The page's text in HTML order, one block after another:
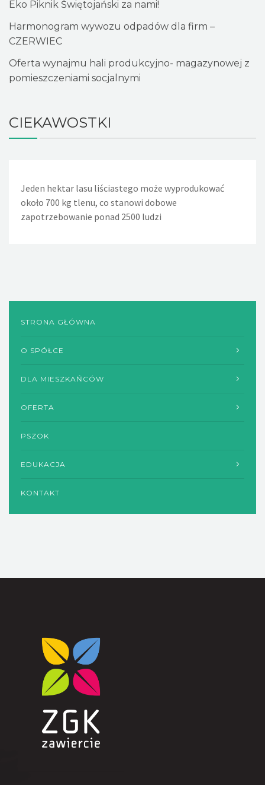
Eko Piknik Świętojański za nami!
Harmonogram wywozu odpadów dla firm –
CZERWIEC
Oferta wynajmu hali produkcyjno- magazynowej z
pomieszczeniami socjalnymi
CIEKAWOSTKI
Jeden hektar lasu liściastego może wyprodukować
około 700 kg tlenu, co stanowi dobowe
zapotrzebowanie ponad 2500 ludzi
Jeden nieszczelny, lekko kapiący kran powoduje, że w
ciągu doby wycieka około 36 litrów wody. Nieszczelna
spłuczka w WC powoduje wyciek w ciągu dnia około 720
STRONA GŁÓWNA
O SPÓŁCE
DLA MIESZKAŃCÓW
OFERTA
PSZOK
EDUKACJA
KONTAKT